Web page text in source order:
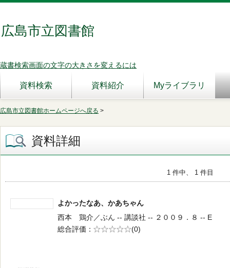
広島市立図書館
蔵書検索画面の文字の大きさを変えるには
資料検索 資料紹介 Myライブラリ
広島市立図書館ホームページへ戻る >
資料詳細
1 件中、 1 件目
よかったなあ、かあちゃん
西本 鶏介／ぶん -- 講談社 -- ２００９．８ -- E
総合評価
5段階評価
(0)